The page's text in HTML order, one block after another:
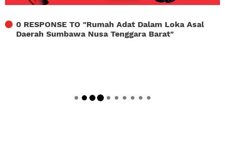
0 RESPONSE TO "Rumah Adat Dalam Loka Asal
Daerah Sumbawa Nusa Tenggara Barat"